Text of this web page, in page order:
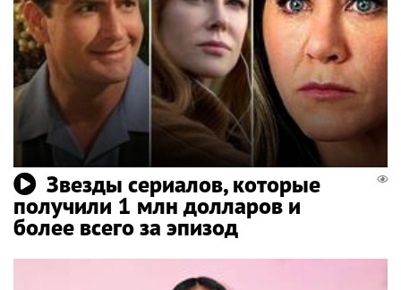
Звезды сериалов, которые
получили 1 млн долларов и
более всего за эпизод